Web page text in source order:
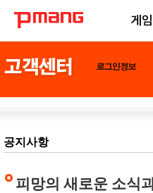
게임
공지사항
피망의 새로운 소식